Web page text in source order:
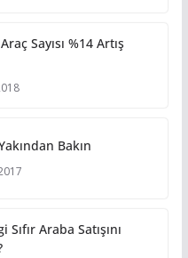
Sayısı %14 Artış
Bakın
Araba Satışını